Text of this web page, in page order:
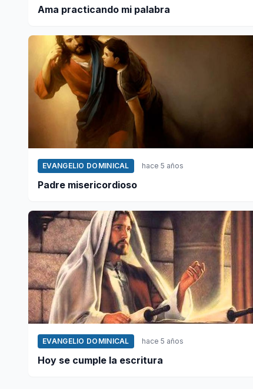
Ama practicando mi palabra
EVANGELIO DOMINICAL hace 5 años
Padre misericordioso
EVANGELIO DOMINICAL hace 5 años
Hoy se cumple la escritura